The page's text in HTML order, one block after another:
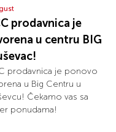
prodavnica je
u centru BIG
prodavnica je ponovo
u Big Centru u
Čekamo vas sa
ponudama!